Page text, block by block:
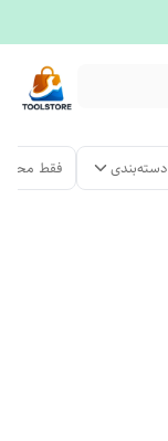
دسته‌بندی فقط